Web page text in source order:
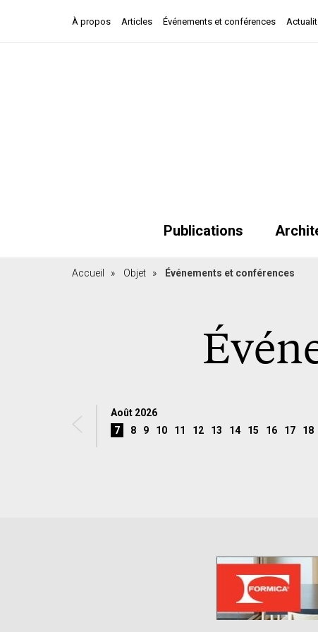
À propos Articles Événements et conférences
Publications
Accueil » Objet » Événements et conférences
Août 2026
7
8 9 10 11 12 13 14 15 16 17 18